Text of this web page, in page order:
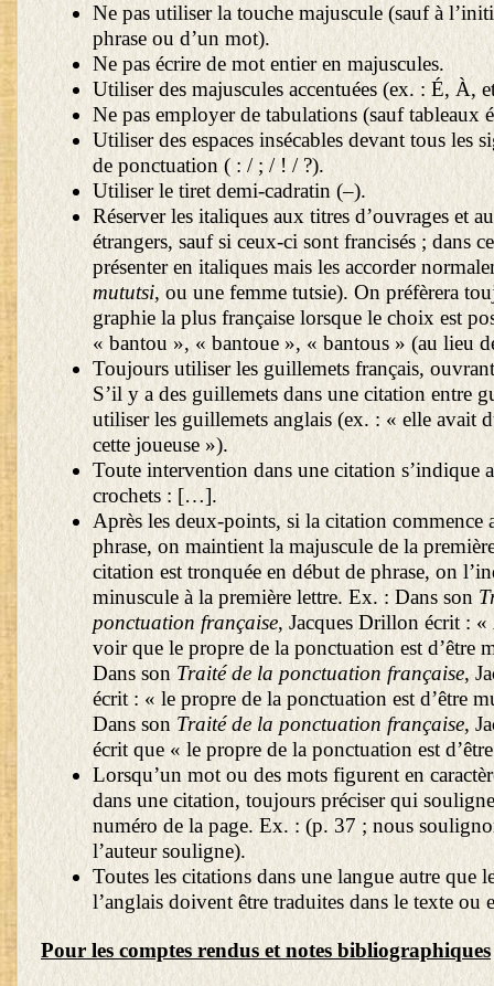
Ne pas utiliser la touche majuscule (sauf à
phrase ou d’un mot).
Ne pas écrire de mot entier en majuscules.
Utiliser des majuscules accentuées (ex. : É, À,
Ne pas employer de tabulations (sauf tableaux
Utiliser des espaces insécables devant tous les
de ponctuation ( : / ; / ! / ?).
Utiliser le tiret demi-cadratin (–).
Réserver les italiques aux titres d’ouvrages et
étrangers, sauf si ceux-ci sont francisés ; dans
présenter en italiques mais les accorder
mututsi, ou une femme tutsie). On préfèrera
graphie la plus française lorsque le choix est
« bantou », « bantoue », « bantous » (au lieu
Toujours utiliser les guillemets français,
S’il y a des guillemets dans une citation entre
utiliser les guillemets anglais (ex. : « elle avait
cette joueuse »).
Toute intervention dans une citation s’indique
crochets : […].
Après les deux-points, si la citation commence
phrase, on maintient la majuscule de la
citation est tronquée en début de phrase, on
minuscule à la première lettre. Ex. : Dans son
ponctuation française, Jacques Drillon écrit : «
voir que le propre de la ponctuation est d’être
Dans son Traité de la ponctuation française,
écrit : « le propre de la ponctuation est d’être
Dans son Traité de la ponctuation française,
écrit que « le propre de la ponctuation est
Lorsqu’un mot ou des mots figurent en
dans une citation, toujours préciser qui
numéro de la page. Ex. : (p. 37 ; nous
l’auteur souligne).
Toutes les citations dans une langue autre que
l’anglais doivent être traduites dans le texte ou
Pour les comptes rendus et notes bibliographiques